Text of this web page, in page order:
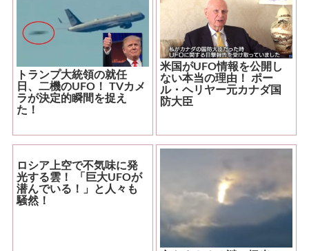
トランプ大統領の就任
日、二機のUFO！ TVカメ
ラが決定的瞬間を捉え
た！
米国がUFO情報を公開し
ない本当の理由！ ポー
ル・ヘリヤー元カナダ国
防大臣
ロシア上空で不気味に発
光する雲！ 「巨大UFOが
潜んでいる！」と人々も
騒然！